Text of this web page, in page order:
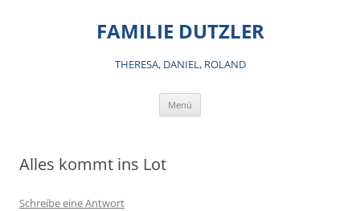
FAMILIE DUTZLER
THERESA, DANIEL, ROLAND
Menü
Alles kommt ins Lot
Schreibe eine Antwort